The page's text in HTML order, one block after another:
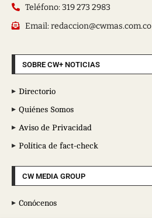
Teléfono: 319 273 2983
Email: redaccion@cwmas.com.co
SOBRE CW+ NOTICIAS
Directorio
Quiénes Somos
Aviso de Privacidad
Política de fact-check
CW MEDIA GROUP
Conócenos